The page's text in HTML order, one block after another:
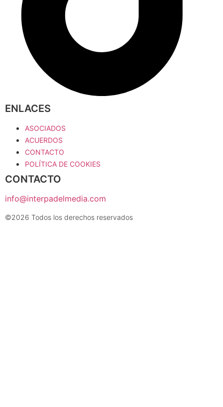
ENLACES
ASOCIADOS
ACUERDOS
CONTACTO
POLÍTICA DE COOKIES
CONTACTO
info@interpadelmedia.com
©2026 Todos los derechos reservados